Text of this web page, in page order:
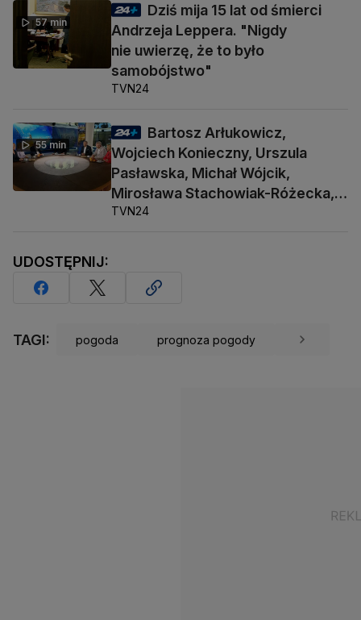
57 min
Dziś mija 15 lat od śmierci
Andrzeja Leppera. "Nigdy
nie uwierzę, że to było
samobójstwo"
TVN24
55 min
Bartosz Arłukowicz,
Wojciech Konieczny, Urszula
Pasławska, Michał Wójcik,
Mirosława Stachowiak-Różecka,
Barbara Socha
TVN24
UDOSTĘPNIJ:
TAGI: pogoda prognoza pogody